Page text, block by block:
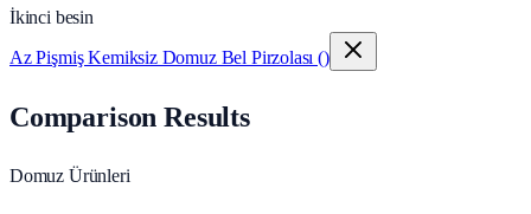
İkinci besin
Az Pişmiş Kemiksiz Domuz Bel Pirzolası ()
Comparison Results
Domuz Ürünleri